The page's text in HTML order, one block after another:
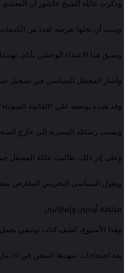
وذكرت عائلة الشيخ عاشور أن
وبينت أن نجلها تعرضه لعدد من الكدمات
وسبق هذا الاعتداء الوحشي بأيام،
وأشار المعتقل السياسي في تسجيل
وقد هدده بوضعه على “القائمة
وبسبب رسائله المسربة إلى خارج
وعلى إثر ذلك، طالبت عائلة المعتقل
ويقول السياسي البحريني المعارض
مرتزقة أردنيين وإماراتيين
وهذا الأسبوع، كشف كتاب توثيقي يحمل عنوان “زفرات”، 28 طريقة للتعذيب
بعد احتجاجات شهدها السجن في 10 مارس 2015.